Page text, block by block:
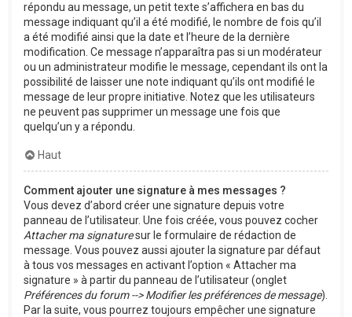
répondu au message, un petit texte s’affichera en bas du
message indiquant qu’il a été modifié, le nombre de fois qu’il
a été modifié ainsi que la date et l’heure de la dernière
modification. Ce message n’apparaîtra pas si un modérateur
ou un administrateur modifie le message, cependant ils ont la
possibilité de laisser une note indiquant qu’ils ont modifié le
message de leur propre initiative. Notez que les utilisateurs
ne peuvent pas supprimer un message une fois que
quelqu’un y a répondu.
Haut
Comment ajouter une signature à mes messages ?
Vous devez d’abord créer une signature depuis votre
panneau de l’utilisateur. Une fois créée, vous pouvez cocher
Attacher ma signaturesur le formulaire de rédaction de
message. Vous pouvez aussi ajouter la signature par défaut
à tous vos messages en activant l’option « Attacher ma
signature » à partir du panneau de l’utilisateur (onglet
Préférences du forum --> Modifier les préférences de message).
Par la suite, vous pourrez toujours empêcher une signature